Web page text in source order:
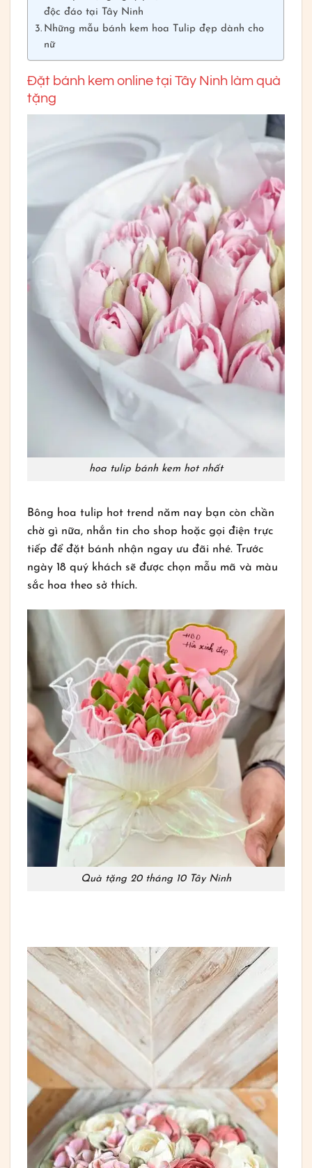
độc đáo tại Tây Ninh
Những mẫu bánh kem hoa Tulip đẹp dành cho
nữ
Đặt bánh kem online tại Tây Ninh làm quà
tặng
hoa tulip bánh kem hot nhất
Bông hoa tulip hot trend năm nay bạn còn chần
chờ gì nữa, nhắn tin cho shop hoặc gọi điện trực
tiếp để đặt bánh nhận ngay ưu đãi nhé. Trước
ngày 18 quý khách sẽ được chọn mẫu mã và màu
sắc hoa theo sở thích.
Quà tặng 20 tháng 10 Tây Ninh